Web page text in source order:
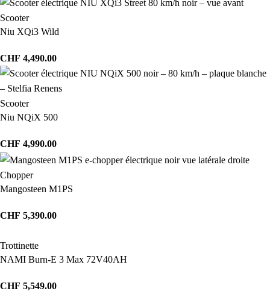
Scooter
Niu XQi3 Wild
CHF 4,490.00
Scooter
Niu NQiX 500
CHF 4,990.00
Chopper
Mangosteen M1PS
CHF 5,390.00
Trottinette
NAMI Burn-E 3 Max 72V40AH
CHF 5,549.00